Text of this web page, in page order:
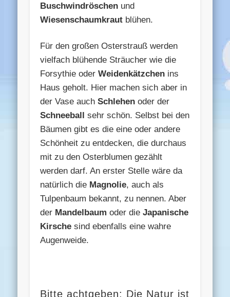
Buschwindröschen und
Wiesenschaumkraut blühen.
Für den großen Osterstrauß werden
vielfach blühende Sträucher wie die
Forsythie oderWeidenkätzchen ins
Haus geholt. Hier machen sich aber in
der Vase auchSchlehen oder der
Schneeball sehr schön. Selbst bei den
Bäumen gibt es die eine oder andere
Schönheit zu entdecken, die durchaus
mit zu den Osterblumen gezählt
werden darf. An erster Stelle wäre da
natürlich die Magnolie, auch als
Tulpenbaum bekannt, zu nennen. Aber
der Mandelbaum oder dieJapanische
Kirsche sind ebenfalls eine wahre
Augenweide.
Bitte achtgeben: Die Natur ist